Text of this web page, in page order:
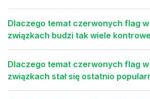
Dlaczego temat czerwonych flag w
związkach budzi tak wiele
Dlaczego temat czerwonych flag w
związkach stał się ostatnio